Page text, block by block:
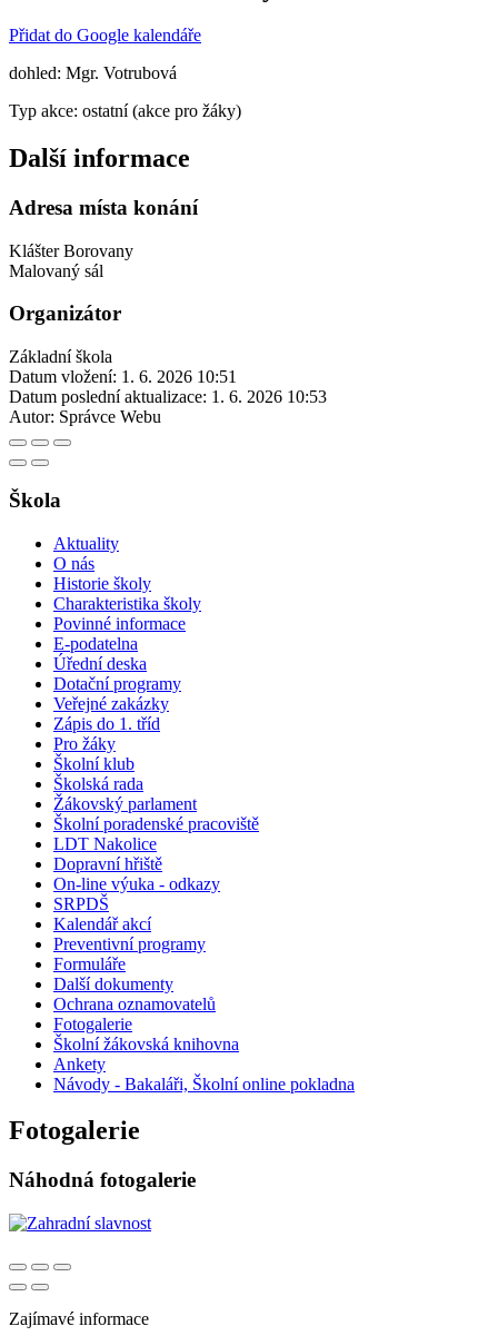
Přidat do Google kalendáře
dohled: Mgr. Votrubová
Typ akce: ostatní (akce pro žáky)
Další informace
Adresa místa konání
Klášter Borovany
Malovaný sál
Organizátor
Základní škola
Datum vložení: 1. 6. 2026 10:51
Datum poslední aktualizace: 1. 6. 2026 10:53
Autor: Správce Webu
Škola
Aktuality
O nás
Historie školy
Charakteristika školy
Povinné informace
E-podatelna
Úřední deska
Dotační programy
Veřejné zakázky
Zápis do 1. tříd
Pro žáky
Školní klub
Školská rada
Žákovský parlament
Školní poradenské pracoviště
LDT Nakolice
Dopravní hřiště
On-line výuka - odkazy
SRPDŠ
Kalendář akcí
Preventivní programy
Formuláře
Další dokumenty
Ochrana oznamovatelů
Fotogalerie
Školní žákovská knihovna
Ankety
Návody - Bakaláři, Školní online pokladna
Fotogalerie
Náhodná fotogalerie
Zajímavé informace